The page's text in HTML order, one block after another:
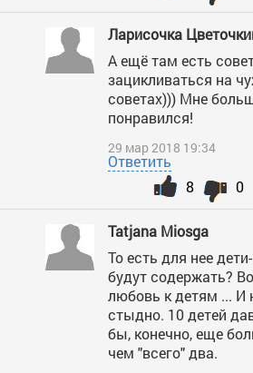
Ларисочка
А ещё там есть
зацикливаться на
советах))) Мне
понравился!
29 мар 2018 19:34
Ответить
0
8
Tatjana Miosga
То есть для нее
будут содержать?
любовь к детям ... И
стыдно. 10 детей
бы, конечно, еще
чем "всего" два.